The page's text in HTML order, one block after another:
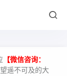
【微信咨询：
遥不可及的大